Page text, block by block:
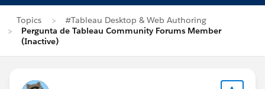
Topics
#Tableau Desktop & Web Authoring
Pergunta de Tableau Community Forums Member
(Inactive)